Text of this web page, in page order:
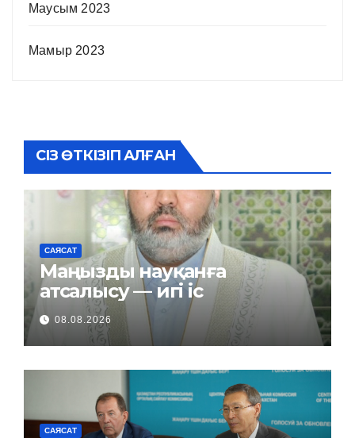
Маусым 2023
Мамыр 2023
СІЗ ӨТКІЗІП АЛҒАН
САЯСАТ
Маңызды науқанға
атсалысу — игі іс
08.08.2026
САЯСАТ